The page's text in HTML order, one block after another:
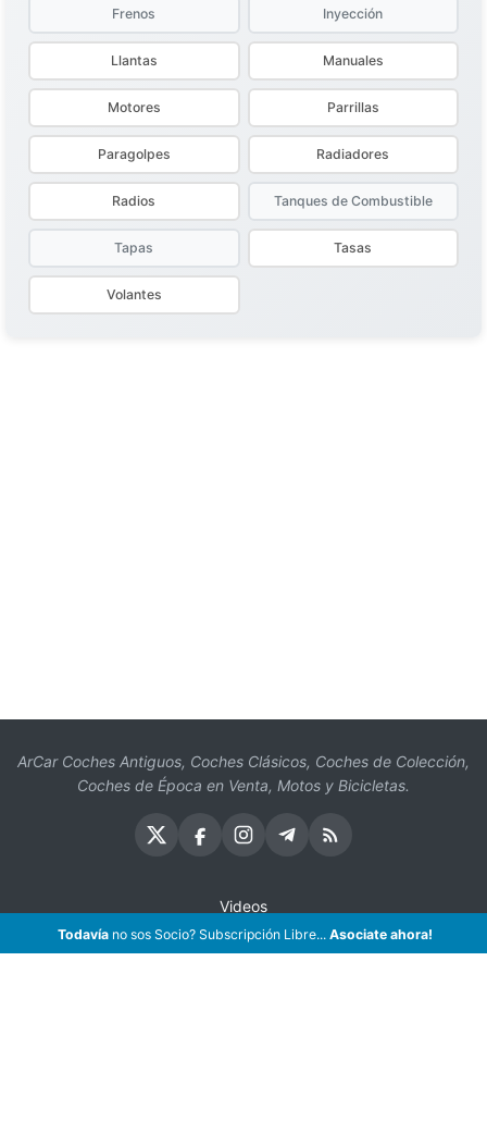
Frenos Inyección
Llantas Manuales
Motores Parrillas
Paragolpes Radiadores
Radios Tanques de Combustible
Tapas Tasas
Volantes
ArCar Coches Antiguos, Coches Clásicos, Coches de Colección,
Coches de Época en Venta, Motos y Bicicletas.
Videos
Oficios
Todavíano sos Socio? Subscripción Libre... Asociate ahora!